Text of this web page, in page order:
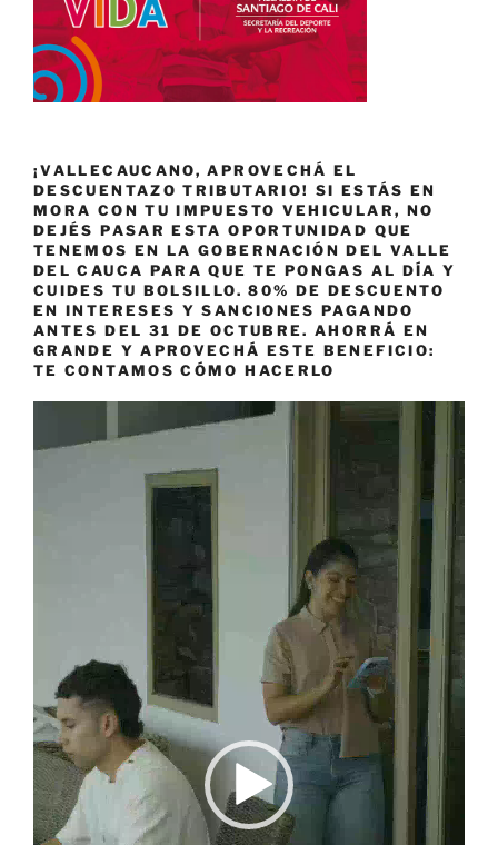
¡VALLECAUCANO, APROVECHÁ EL
DESCUENTAZO TRIBUTARIO! SI ESTÁS EN
MORA CON TU IMPUESTO VEHICULAR, NO
DEJÉS PASAR ESTA OPORTUNIDAD QUE
TENEMOS EN LA GOBERNACIÓN DEL VALLE
DEL CAUCA PARA QUE TE PONGAS AL DÍA Y
CUIDES TU BOLSILLO. 80% DE DESCUENTO
EN INTERESES Y SANCIONES PAGANDO
ANTES DEL 31 DE OCTUBRE. AHORRÁ EN
GRANDE Y APROVECHÁ ESTE BENEFICIO:
TE CONTAMOS CÓMO HACERLO